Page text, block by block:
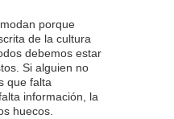
porque
de la cultura
debemos estar
Si alguien no
que falta
información, la
huecos.